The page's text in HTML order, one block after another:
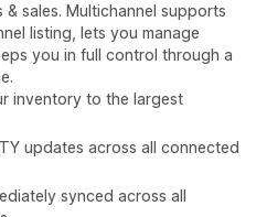
sales. Multichannel supports
listing, lets you manage
you in full control through a
inventory to the largest
updates across all connected
synced across all